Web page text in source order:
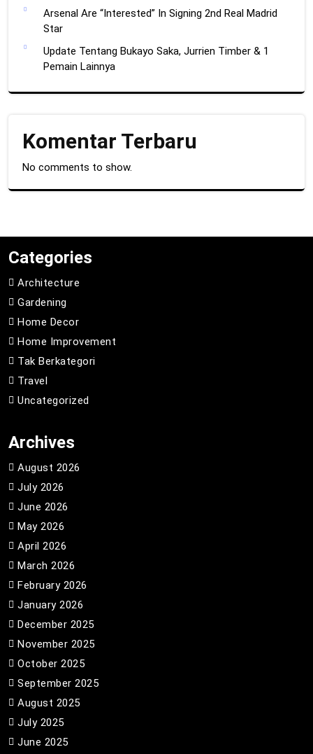
Arsenal Are “Interested” In Signing 2nd Real Madrid
Star
Update Tentang Bukayo Saka, Jurrien Timber & 1
Pemain Lainnya
Komentar Terbaru
No comments to show.
Categories
Architecture
Gardening
Home Decor
Home Improvement
Tak Berkategori
Travel
Uncategorized
Archives
August 2026
July 2026
June 2026
May 2026
April 2026
March 2026
February 2026
January 2026
December 2025
November 2025
October 2025
September 2025
August 2025
July 2025
June 2025